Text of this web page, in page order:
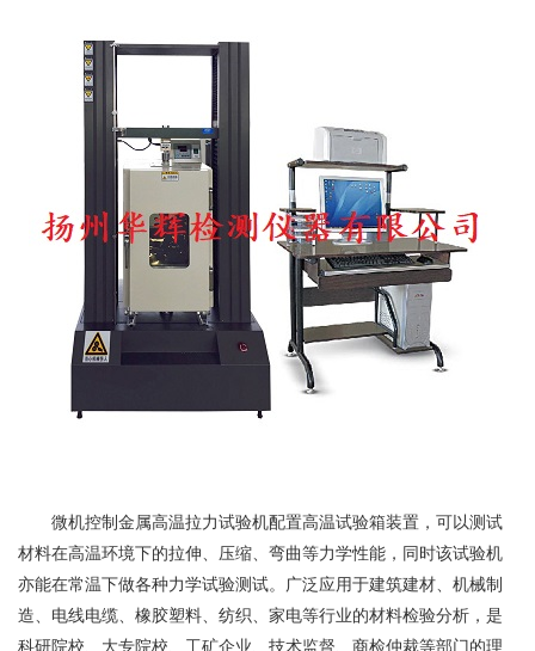
微机控制金属高温拉力试验机配置高温试验箱装置，可以测试
材料在高温环境下的拉伸、压缩、弯曲等力学性能，同时该试验机
亦能在常温下做各种力学试验测试。广泛应用于建筑建材、机械制
造、电线电缆、 橡胶塑料、纺织、家电等行业的材料检验分析，是
科研院校、大专院校、工矿企业、技术监督、商检仲裁等部门的理